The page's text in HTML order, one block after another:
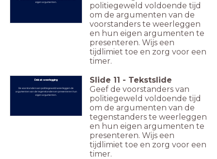
eigen argumenten.
politiegeweld voldoende tijd
om de argumenten van de
voorstanders te weerleggen
en hun eigen argumenten te
presenteren. Wijs een
tijdlimiet toe en zorg voor een
timer.
Debat: weerlegging
De voorstanders van politiegeweld weerleggen de
argumenten van de tegenstanders en presenteren hun
eigen argumenten.
Slide 11 - Tekstslide
Geef de voorstanders van
politiegeweld voldoende tijd
om de argumenten van de
tegenstanders te weerleggen
en hun eigen argumenten te
presenteren. Wijs een
tijdlimiet toe en zorg voor een
timer.